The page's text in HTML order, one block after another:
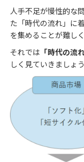
人手不足が慢性的な
た「時代の流れ」に
を集めることが難し
それでは 「時代の流れ
しく見ていきましょう